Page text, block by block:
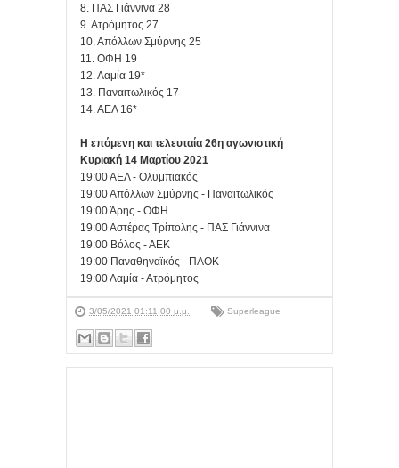
8. ΠΑΣ Γιάννινα 28
9. Ατρόμητος 27
10. Απόλλων Σμύρνης 25
11. ΟΦΗ 19
12. Λαμία 19*
13. Παναιτωλικός 17
14. ΑΕΛ 16*
Η επόμενη και τελευταία 26η αγωνιστική
Κυριακή 14 Μαρτίου 2021
19:00 ΑΕΛ - Ολυμπιακός
19:00 Απόλλων Σμύρνης - Παναιτωλικός
19:00 Άρης - ΟΦΗ
19:00 Αστέρας Τρίπολης - ΠΑΣ Γιάννινα
19:00 Βόλος - ΑΕΚ
19:00 Παναθηναϊκός - ΠΑΟΚ
19:00 Λαμία - Ατρόμητος
3/05/2021 01:11:00 μ.μ. Superleague